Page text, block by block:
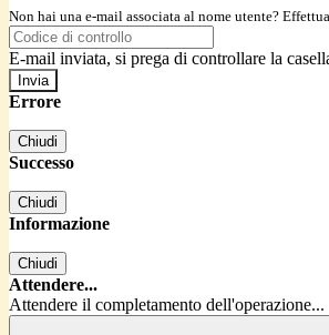
Non hai una e-mail associata al nome utente?
E-mail inviata, si prega di controllare la
Errore
Chiudi
Successo
Chiudi
Informazione
Chiudi
Attendere...
Attendere il completamento dell'operazione...